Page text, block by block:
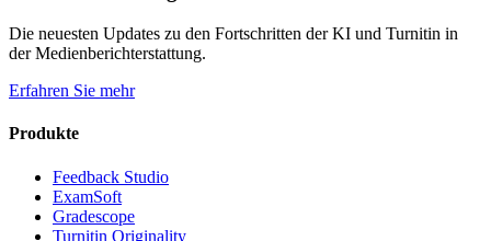
Die neuesten Updates zu den Fortschritten der KI und Turnitin in
der Medienberichterstattung.
Erfahren Sie mehr
Produkte
Feedback Studio
ExamSoft
Gradescope
Turnitin Originality